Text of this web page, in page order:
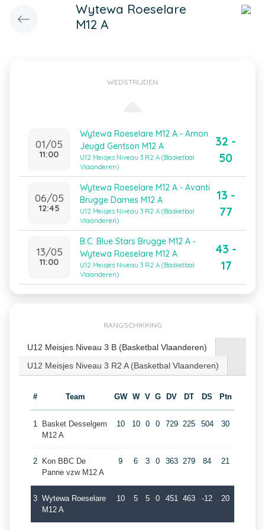
Wytewa Roeselare
M12 A
WEDSTRIJDEN
01/05
11:00
Wytewa Roeselare M12 A - Amon
Jeugd Gentson M12 A
U12 Meisjes Niveau 3 R2 A (Basketbal
Vlaanderen)
32 -
50
06/05
12:45
Wytewa Roeselare M12 A - Avanti
Brugge Dames M12 A
U12 Meisjes Niveau 3 R2 A (Basketbal
Vlaanderen)
13 -
77
13/05
11:00
B.C. Blue Stars Brugge M12 A -
Wytewa Roeselare M12 A
U12 Meisjes Niveau 3 R2 A (Basketbal
Vlaanderen)
43 -
17
RANGSCHIKKING
U12 Meisjes Niveau 3 B (Basketbal Vlaanderen)
U12 Meisjes Niveau 3 R2 A (Basketbal Vlaanderen)
# Team GW W V G DV DT DS Ptn
1
Basket Desselgem
M12 A
10 10 0 0 729 225 504 30
2
Kon BBC De
Panne vzw M12 A
9 6 3 0 363 279 84 21
3 Wytewa Roeselare
M12 A
10 5 5 0 451 463 -12 20